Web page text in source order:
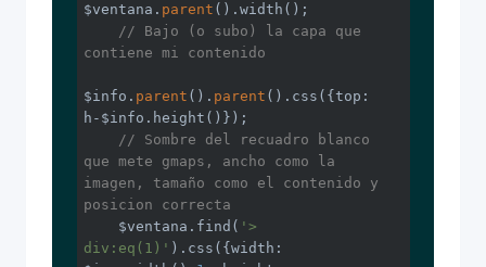
$ventana. parent ().width();
// Bajo (o subo) la capa que
contiene mi contenido
$info. parent (). parent ().css({top:
h-$info.height()});
// Sombre del recuadro blanco
que mete gmaps, ancho como la
imagen, tamaño como el contenido y
posicion correcta
    $ventana.find(
'>
div:eq(1)' ).css({width: